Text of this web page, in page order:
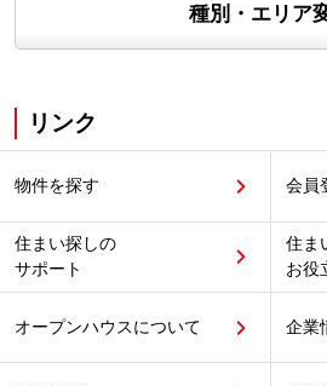
種別・エリア
リンク
物件を探す 会員
住まい探しの
サポート
住ま
お役
オープンハウスについて 企業